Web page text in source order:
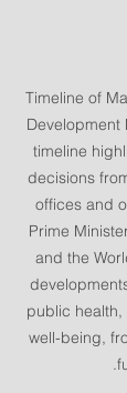
Timeline of
Development
timeline
decisions
offices and
Prime
and the
public
well-being,